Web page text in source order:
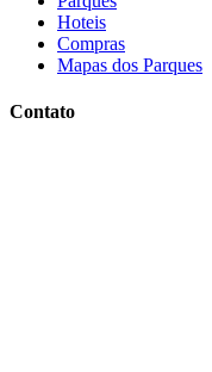
Hoteis
Compras
Mapas dos Parques
Contato